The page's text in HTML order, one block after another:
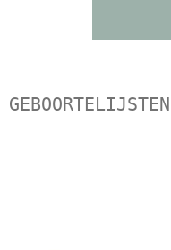
GEBOORTELIJSTEN